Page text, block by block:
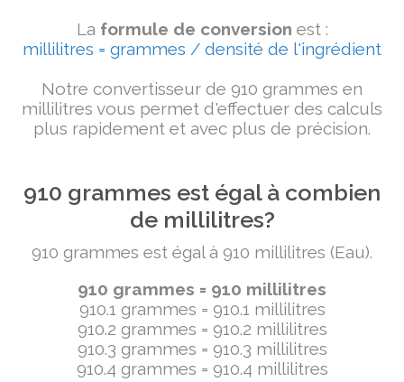
La formule de conversion est :
millilitres = grammes / densité de l'ingrédient
Notre convertisseur de 910 grammes en
millilitres vous permet d'effectuer des calculs
plus rapidement et avec plus de précision.
910 grammes est égal à combien
de millilitres?
910 grammes est égal à 910 millilitres (Eau).
910 grammes = 910 millilitres
910.1 grammes = 910.1 millilitres
910.2 grammes = 910.2 millilitres
910.3 grammes = 910.3 millilitres
910.4 grammes = 910.4 millilitres